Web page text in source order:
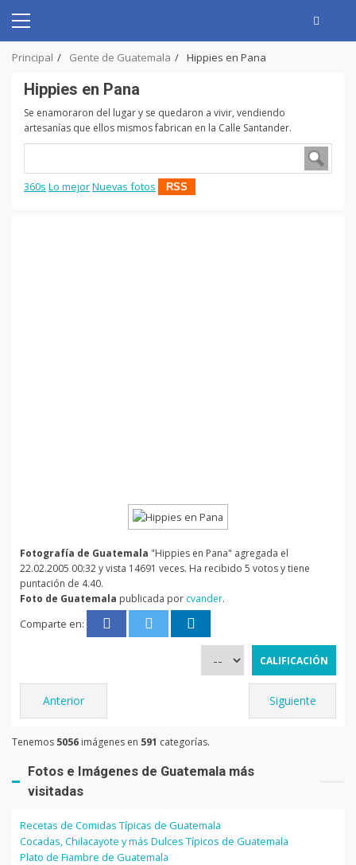
content
Primary
Principal Gente de Guatemala Hippies en Pana
Hippies en Pana
Se enamoraron del lugar y se quedaron a vivir, vendiendo
artesanías que ellos mismos fabrican en la Calle Santander.
360s Lo mejorNuevas fotos RSS
Fotografía de Guatemala "Hippies en Pana" agregada el
22.02.2005 00:32 y vista 14691 veces. Ha recibido 5 votos y tiene
puntación de 4.40.
Foto de Guatemala publicada por cvander.
Comparte en:
Anterior Siguiente
Tenemos 5056 imágenes en 591 categorías.
Fotos e Imágenes de Guatemala más
visitadas
Recetas de Comidas Típicas de Guatemala
Cocadas, Chilacayote y más Dulces Típicos de Guatemala
Plato de Fiambre de Guatemala